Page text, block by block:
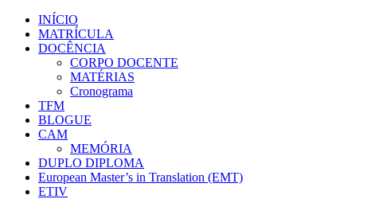
INÍCIO
MATRÍCULA
DOCÊNCIA
CORPO DOCENTE
MATÉRIAS
Cronograma
TFM
BLOGUE
CAM
MEMÓRIA
DUPLO DIPLOMA
European Master’s in Translation (EMT)
ETIV